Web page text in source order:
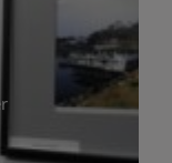
i zajęć
Każde
kultury
lokalnej.
łatwo